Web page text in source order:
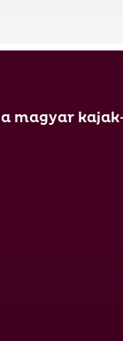
a magyar